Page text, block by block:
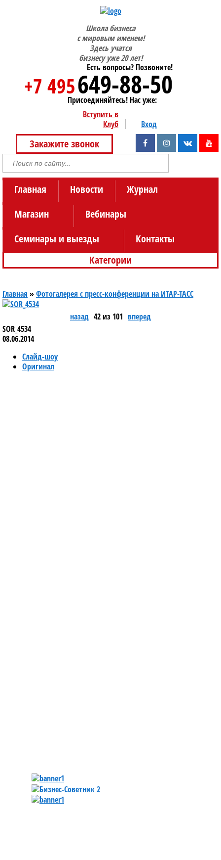
Школа бизнеса
с мировым именем!
Здесь учатся
бизнесу уже 20 лет!
Есть вопросы? Позвоните!
+7 495649-88-50
Присоединяйтесь! Нас уже:
Вступить в
Клуб
Вход
Закажите звонок
Главная Новости
Журнал
Магазин
Вебинары
Семинары и выезды
Контакты
Категории
Главная »Фотогалерея с пресс-конференции на ИТАР-ТАСС
назад 42 из 101 вперед
SOR_4534
08.06.2014
Слайд-шоу
Оригинал